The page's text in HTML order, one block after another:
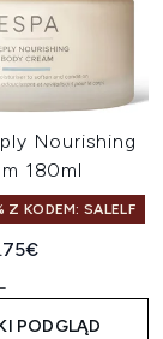
Nourishing
180ml
Z KODEM: SALELF
cenacena:
PODGLĄD